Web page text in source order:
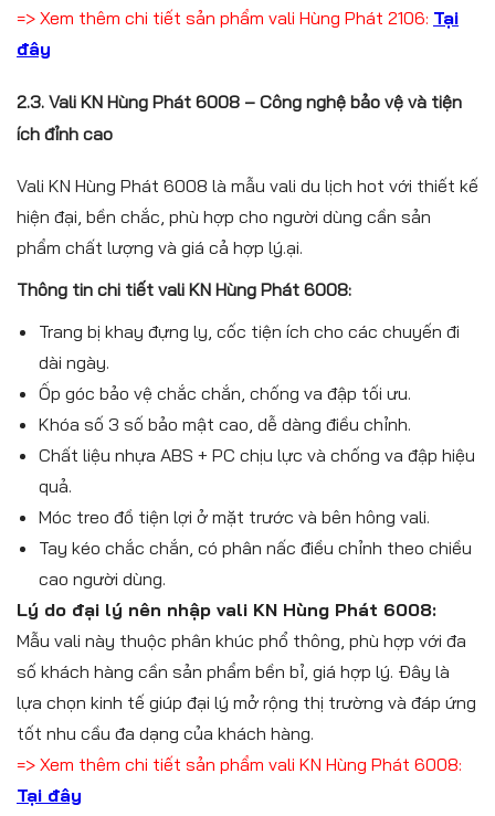
=> Xem thêm chi tiết sản phẩm vali Hùng Phát 2106: Tại
đây
2.3. Vali KN Hùng Phát 6008 – Công nghệ bảo vệ và tiện
ích đỉnh cao
Vali KN Hùng Phát 6008 là mẫu vali du lịch hot với thiết kế
hiện đại, bền chắc, phù hợp cho người dùng cần sản
phẩm chất lượng và giá cả hợp lý.ại.
Thông tin chi tiết vali KN Hùng Phát 6008:
Trang bị khay đựng ly, cốc tiện ích cho các chuyến đi
dài ngày.
Ốp góc bảo vệ chắc chắn, chống va đập tối ưu.
Khóa số 3 số bảo mật cao, dễ dàng điều chỉnh.
Chất liệu nhựa ABS + PC chịu lực và chống va đập hiệu
quả.
Móc treo đồ tiện lợi ở mặt trước và bên hông vali.
Tay kéo chắc chắn, có phân nấc điều chỉnh theo chiều
cao người dùng.
Lý do đại lý nên nhập vali KN Hùng Phát 6008:
Mẫu vali này thuộc phân khúc phổ thông, phù hợp với đa
số khách hàng cần sản phẩm bền bỉ, giá hợp lý. Đây là
lựa chọn kinh tế giúp đại lý mở rộng thị trường và đáp ứng
tốt nhu cầu đa dạng của khách hàng.
=> Xem thêm chi tiết sản phẩm vali KN Hùng Phát 6008:
Tại đây